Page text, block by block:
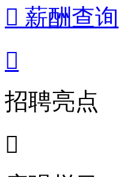
 薪酬查询

招聘亮点
